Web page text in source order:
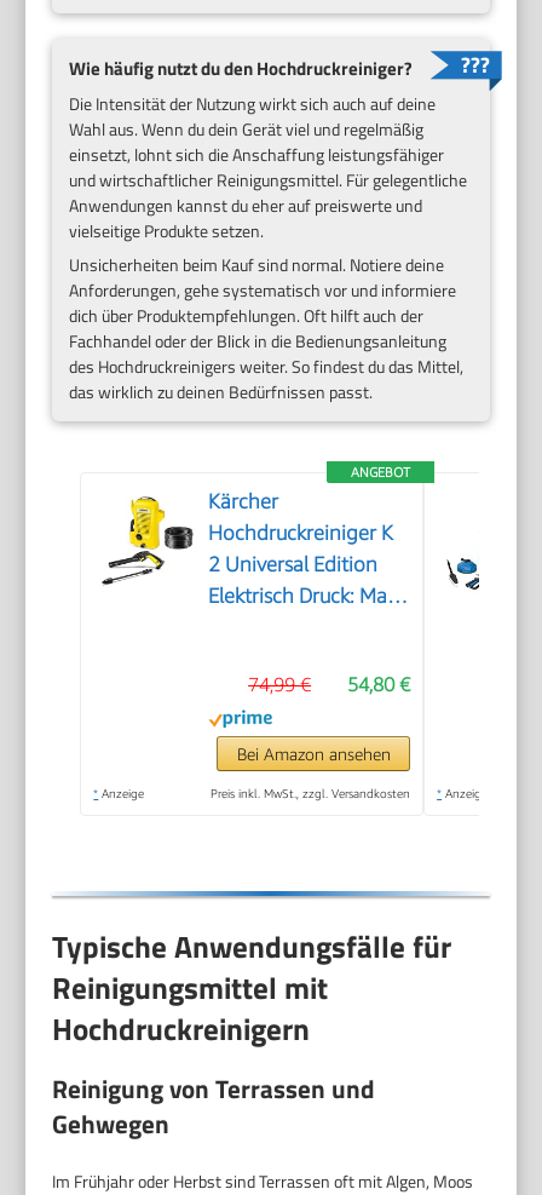
Wie häufig nutzt du den Hochdruckreiniger?
Die Intensität der Nutzung wirkt sich auch auf deine
Wahl aus. Wenn du dein Gerät viel und regelmäßig
einsetzt, lohnt sich die Anschaffung leistungsfähiger
und wirtschaftlicher Reinigungsmittel. Für gelegentliche
Anwendungen kannst du eher auf preiswerte und
vielseitige Produkte setzen.
Unsicherheiten beim Kauf sind normal. Notiere deine
Anforderungen, gehe systematisch vor und informiere
dich über Produktempfehlungen. Oft hilft auch der
Fachhandel oder der Blick in die Bedienungsanleitung
des Hochdruckreinigers weiter. So findest du das Mittel,
das wirklich zu deinen Bedürfnissen passt.
ANGEBOT
Kärcher
Hochdruckreiniger K
2 Universal Edition
Elektrisch Druck: Max.
Flächenleistung: 20
m²/h Wasserfilter
Gewicht: 38 kg
Hochdruckschlauch
54,80 €
74,99 €
Bei Amazon ansehen
* Anzeige Preis inkl. MwSt., zzgl. Versandkosten * Anzeige
Typische Anwendungsfälle für
Reinigungsmittel mit
Hochdruckreinigern
Reinigung von Terrassen und
Gehwegen
Im Frühjahr oder Herbst sind Terrassen oft mit Algen, Moos